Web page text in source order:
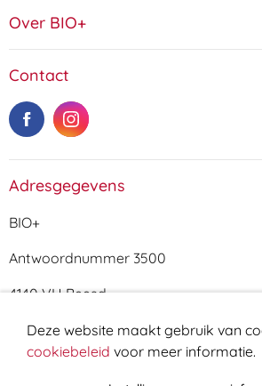
Cookie melding
Deze website maakt gebruik van
cookiebeleid voor meer informatie.
Over BIO+
Contact
Adresgegevens
BIO+
Antwoordnummer 3500
4140 VH Beesd